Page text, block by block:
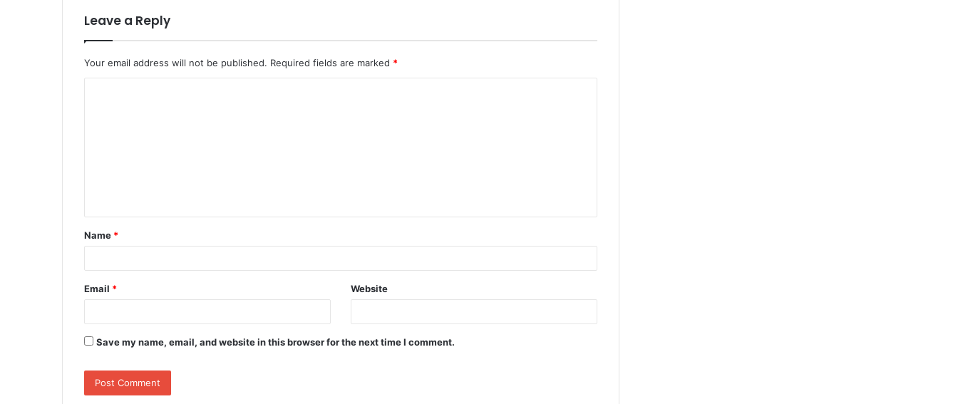
Leave a Reply
Your email address will not be published. Required fields are marked *
t
*
Name *
Email * Website
Save my name, email, and website in this browser for the next time I comment.